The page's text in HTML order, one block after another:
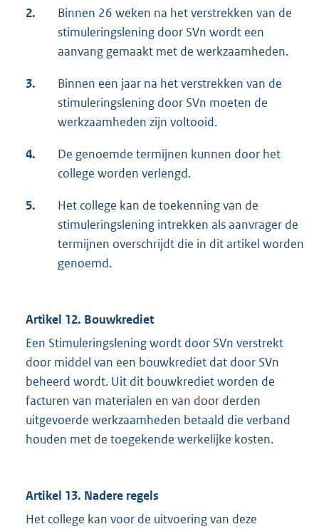
2.
Binnen 26 weken na het verstrekken van de
stimuleringslening door SVn wordt een
aanvang gemaakt met de werkzaamheden.
3.
Binnen een jaar na het verstrekken van de
stimuleringslening door SVn moeten de
werkzaamheden zijn voltooid.
4.
De genoemde termijnen kunnen door het
college worden verlengd.
5.
Het college kan de toekenning van de
stimuleringslening intrekken als aanvrager de
termijnen overschrijdt die in dit artikel worden
genoemd.
Artikel 12. Bouwkrediet
Een Stimuleringslening wordt door SVn verstrekt
door middel van een bouwkrediet dat door SVn
beheerd wordt. Uit dit bouwkrediet worden de
facturen van materialen en van door derden
uitgevoerde werkzaamheden betaald die verband
houden met de toegekende werkelijke kosten.
Artikel 13. Nadere regels
Het college kan voor de uitvoering van deze